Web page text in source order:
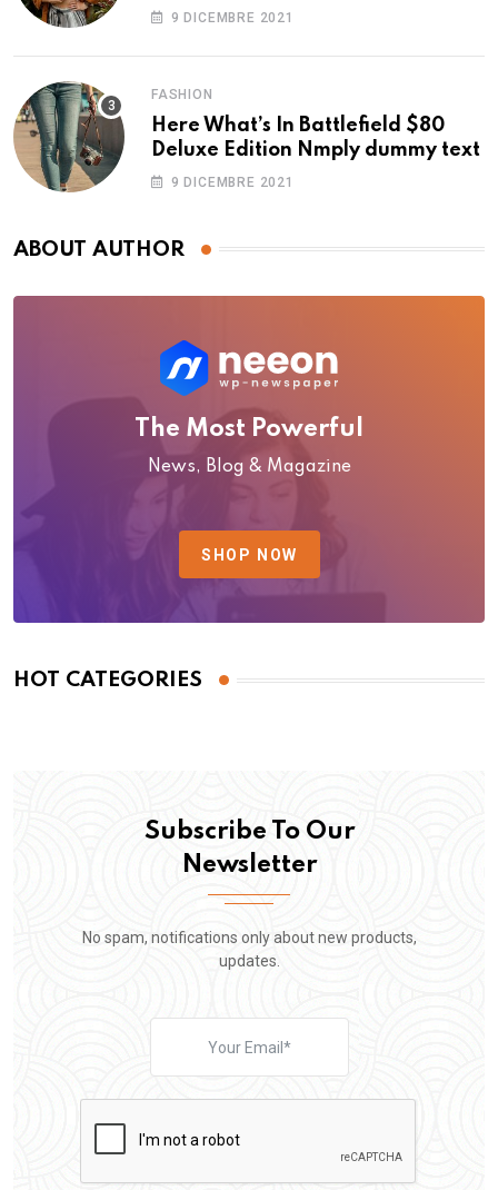
9 DICEMBRE 2021
FASHION
Here What’s In Battlefield $80
Deluxe Edition Nmply dummy text
9 DICEMBRE 2021
ABOUT AUTHOR
The Most Powerful
News, Blog & Magazine
SHOP NOW
HOT CATEGORIES
Subscribe To Our
Newsletter
No spam, notifications only about new products,
updates.